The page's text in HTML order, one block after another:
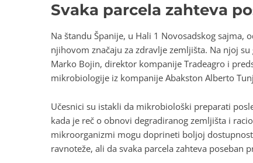
Svaka parcela zahteva
Na štandu Španije, u Hali 1 Novosadskog
njihovom značaju za zdravlje zemljišta. Na njoj
Marko Bojin, direktor kompanije Tradeagro i
mikrobiologije iz kompanije Abakston Alberto
Učesnici su istakli da mikrobiološki preparati
kada je reč o obnovi degradiranog zemljišta i
mikroorganizmi mogu doprineti boljoj
ravnoteže, ali da svaka parcela zahteva